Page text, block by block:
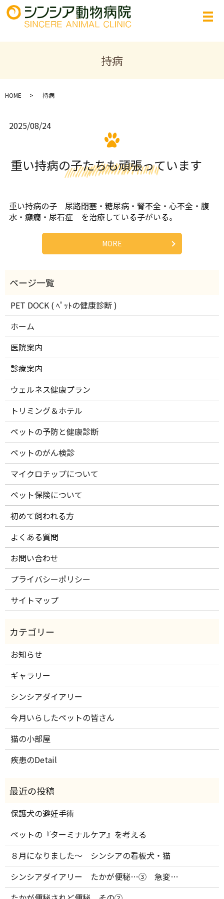
持病
HOME 持病
2025/08/24
重い持病の子たちも頑張っています
重い持病の子 尿路閉塞・糖尿病・腎不全・心不全・腹
水・癲癇・尿石症 を治療している子がいる。
MORE
PET DOCK ( ﾍﾟｯﾄの健康診断 )
ホーム
医院案内
診療案内
ウェルネス健康プラン
トリミング＆ホテル
ペットの予防と健康診断
ペットのがん検診
マイクロチップについて
ペット保険について
初めて飼われる方
よくある質問
お問い合わせ
プライバシーポリシー
サイトマップ
お知らせ
ギャラリー
シンシアダイアリー
今月いらしたペットの皆さん
猫の小部屋
疾患のDetail
保護犬の避妊手術
ペットの『ターミナルケア』を考える
８月になりました～ シンシアの看板犬・猫
シンシアダイアリー たかが便秘…③ 急変…